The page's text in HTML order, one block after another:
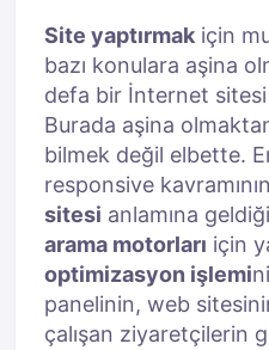
Site yaptırmak için
bazı konulara aşina
defa bir İnternet sitesi
Burada aşina
bilmek değil elbette.
responsive kavramının
sitesi anlamına
arama motorları için
optimizasyon işlemi
panelinin, web
çalışan ziyaretçilerin